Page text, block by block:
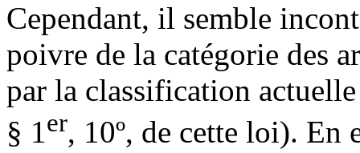
Cependant, il semble
poivre de la catégorie des
par la classification
§ 1er, 10º, de cette loi). En